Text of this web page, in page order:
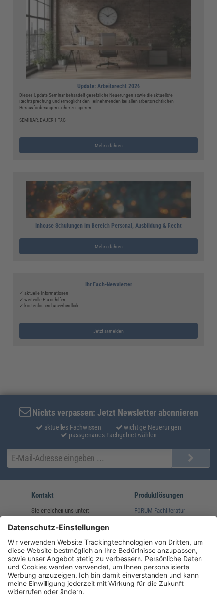
Update: Arbeitsrecht 2026
Dieses Update-Seminar behandelt gesetzliche Neuerungen sowie die aktuellste
Rechtsprechung und ermöglicht den Teilnehmenden bei allen arbeitsrechtlichen
Herausforderungen sicher zu agieren.
SEMINAR, DAUER 1 TAG
Mehr erfahren
Inhouse Schulungen im Bereich Personal, Ausbildung & Recht
Mehr erfahren
Ihr Fach-Newsletter
✓ aktuelle Informationen
✓ wertvolle Praxishilfen
✓ kostenlos und unverbindlich
Jetzt anmelden
Nichts verpassen: Jetzt Newsletter abonnieren
aktuelles Fachwissen
wichtige Neuerungen
passgenaues Fachgebiet wählen
Kontakt
Sie erreichen uns unter:
(08233) 38 11 23
service@forum-verlag.com
Mo-Do 07:30 - 17:00 Uhr
Fr 07:30 - 15:00 Uhr
Produktlösungen
FORUM Fachliteratur
Folgen Sie uns